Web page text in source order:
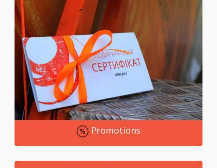
Promotions